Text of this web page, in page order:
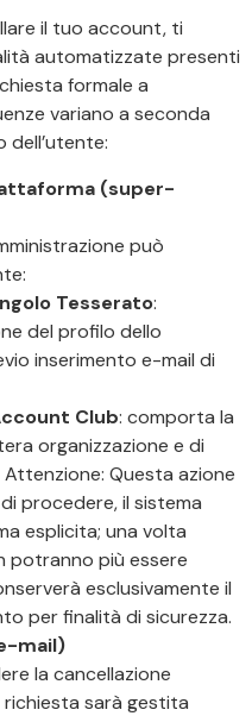
il tuo account, ti
automatizzate presenti
formale a
variano a seconda
dell’utente:
(super-
può
Tesserato:
del profilo dello
inserimento e-mail di
Club: comporta la
organizzazione e di
Questa azione
procedere, il sistema
esplicita; una volta
potranno più essere
esclusivamente il
per finalità di sicurezza.
mail)
la cancellazione
sarà gestita